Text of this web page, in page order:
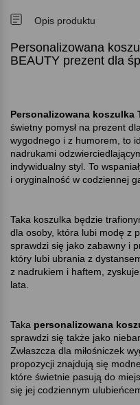
Opis produktu
Personalizowana
BEAUTY prezent dla
Personalizowana koszulka
świetny pomysł na prezent
wygodnego i z humorem, to
nadrukami
indywidualny styl. To
i oryginalność w codziennej
Taka koszulka będzie
dla osoby, która lubi modę z
sprawdzi się jako zabawny i
który lubi ubrania z
z nadrukiem i haftem,
lata.
Taka personalizowana
sprawdzi się także jako
Zwłaszcza dla miłośniczek
propozycji znajdują się
które świetnie pasują do
się jej codziennym